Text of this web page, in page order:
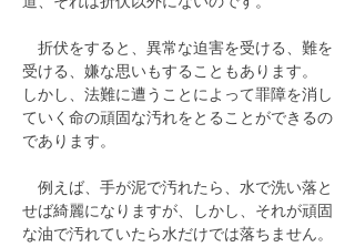
折伏をすると、異常な迫害を受ける、難を
受ける、嫌な思いもすることもあります。
しかし、法難に遭うことによって罪障を消し
ていく命の頑固な汚れをとることができるの
であります。
例えば、手が泥で汚れたら、水で洗い落と
せば綺麗になりますが、しかし、それが頑固
な油で汚れていたら水だけでは落ちません。